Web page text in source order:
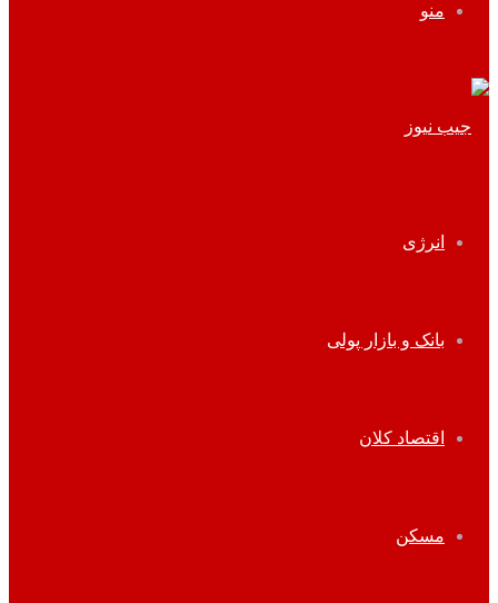
منو
انرژی
بانک و بازار پولی
اقتصاد کلان
مسکن